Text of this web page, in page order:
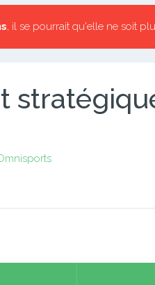
, il se pourrait qu'elle ne soit